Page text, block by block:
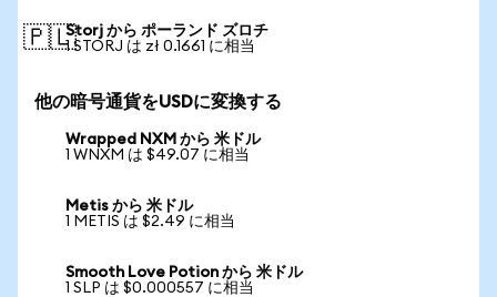
🇵🇱Storj から ポーランド ズロチ
1 STORJ は zł 0.1661 に相当
他の暗号通貨をUSDに変換する
Wrapped NXM から 米ドル
1 WNXM は $49.07 に相当
Metis から 米ドル
1 METIS は $2.49 に相当
Smooth Love Potion から 米ドル
1 SLP は $0.000557 に相当